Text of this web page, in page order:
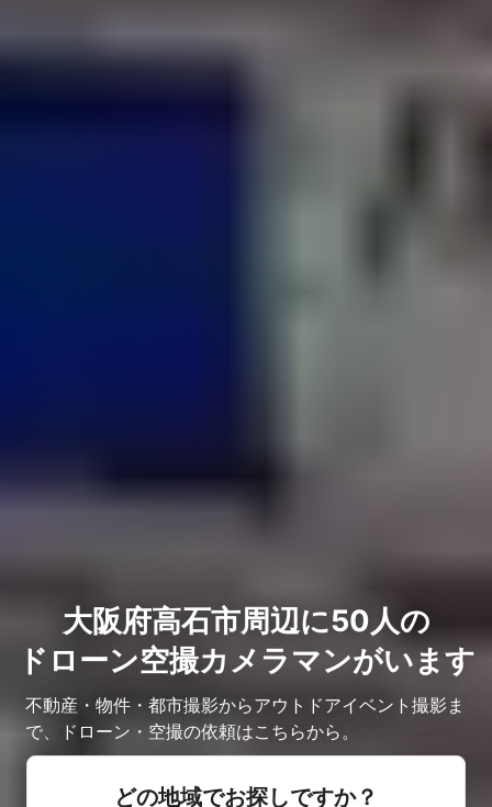
大阪府高石市周辺に50人の
ドローン空撮カメラマンがいます
不動産・物件・都市撮影からアウトドアイベント撮影ま
で、ドローン・空撮の依頼はこちらから。
どの地域でお探しですか？